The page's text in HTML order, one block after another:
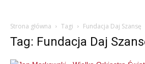
Strona główna Tagi Fundacja Daj Szansę
Tag: Fundacja Daj